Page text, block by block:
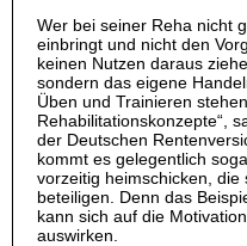
Wer bei seiner Reha nicht
einbringt und nicht den
keinen Nutzen daraus
sondern das eigene
Üben und Trainieren
Rehabilitationskonzepte“,
der Deutschen
kommt es gelegentlich
vorzeitig heimschicken, die
beteiligen. Denn das
kann sich auf die
auswirken.